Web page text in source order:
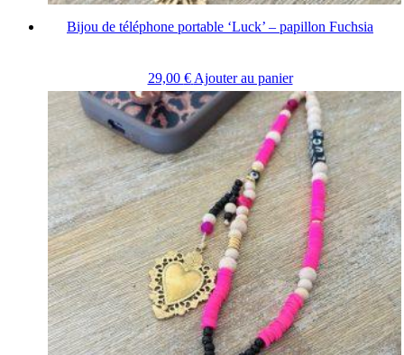
Bijou de téléphone portable ‘Luck’ – papillon Fuchsia
29,00 € Ajouter au panier